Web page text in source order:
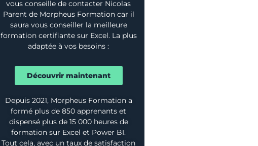
vous conseille de contacter Nicolas
Parent de Morpheus Formation car il
saura vous conseiller la meilleure
formation certifiante sur Excel. La plus
adaptée à vos besoins :
Découvrir maintenant
Depuis 2021, Morpheus Formation a
formé plus de 850 apprenants et
dispensé plus de 15 000 heures de
formation sur Excel et Power BI.
Tout cela, avec un taux de satisfaction